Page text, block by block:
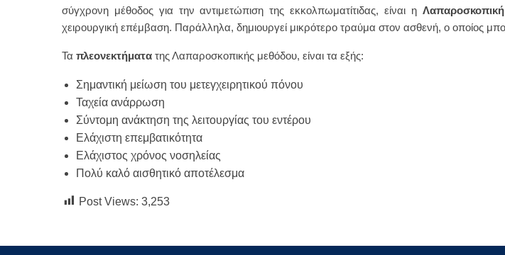
σύγχρονη μέθοδος για την αντιμετώπιση της εκκολπωματίτιδας, είναι η
χειρουργική επέμβαση. Παράλληλα, δημιουργεί μικρότερο τραύμα στον ασθενή, ο οποίος
Τα πλεονεκτήματα της Λαπαροσκοπικής μεθόδου, είναι τα εξής:
Σημαντική μείωση του μετεγχειρητικού πόνου
Ταχεία ανάρρωση
Σύντομη ανάκτηση της λειτουργίας του εντέρου
Ελάχιστη επεμβατικότητα
Ελάχιστος χρόνος νοσηλείας
Πολύ καλό αισθητικό αποτέλεσμα
Post Views: 3,253